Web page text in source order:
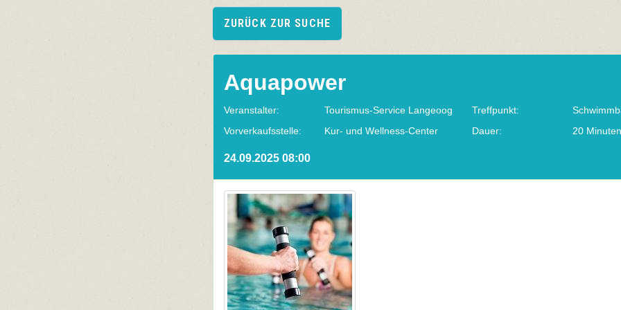
ZURÜCK ZUR SUCHE
Aquapower
Veranstalter: Tourismus-Service Langeoog Treffpunkt:
Vorverkaufsstelle:
Kur- und Wellness-Center Dauer: 20
24.09.2025 08:00